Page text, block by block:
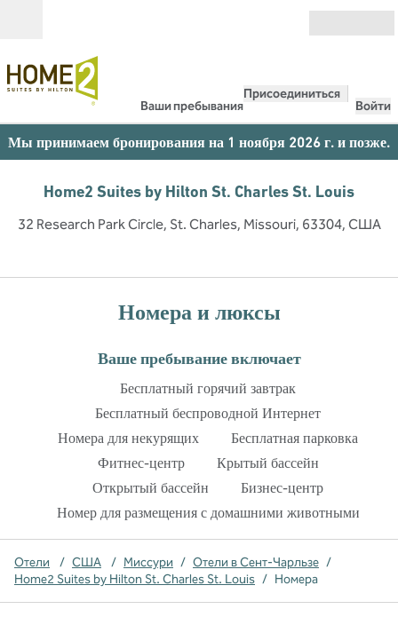
Ваши пребывания
Присоединиться
Войти
Мы принимаем бронирования на 1 ноября 2026 г. и позже.
Home2 Suites by Hilton St. Charles St. Louis
32 Research Park Circle, St. Charles, Missouri, 63304, США
Номера и люксы
Ваше пребывание включает
Бесплатный горячий завтрак
Бесплатный беспроводной Интернет
Номера для некурящих
Бесплатная парковка
Фитнес-центр
Крытый бассейн
Открытый бассейн
Бизнес-центр
Номер для размещения с домашними животными
Отели / США / Миссури / Отели в Сент-Чарльзе /
Home2 Suites by Hilton St. Charles St. Louis / Номера